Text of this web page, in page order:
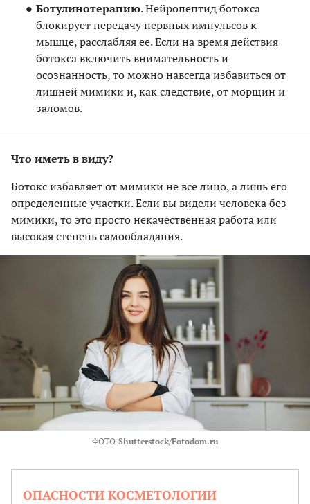
Ботулинотерапию. Нейропептид ботокса
блокирует передачу нервных импульсов к
мышце, расслабляя ее. Если на время действия
ботокса включить внимательность и
осознанность, то можно навсегда избавиться от
лишней мимики и, как следствие, от морщин и
заломов.
Что иметь в виду?
Ботокс избавляет от мимики не все лицо, а лишь его
определенные участки. Если вы видели человека без
мимики, то это просто некачественная работа или
высокая степень самообладания.
ФОТО Shutterstock/Fotodom.ru
ОПАСНОСТИ КОСМЕТОЛОГИИ